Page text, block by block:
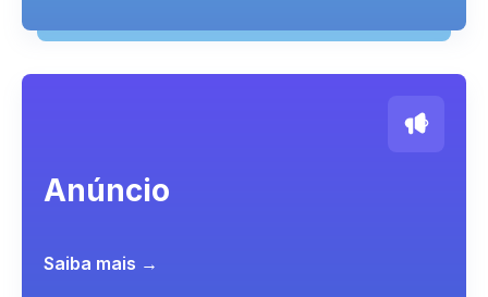
Anúncio
Saiba mais →